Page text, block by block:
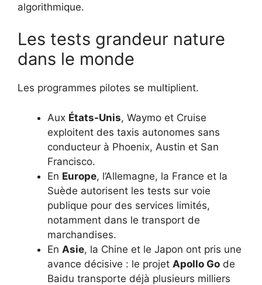
algorithmique.
Les tests grandeur nature
dans le monde
Les programmes pilotes se multiplient.
Aux États-Unis, Waymo et Cruise
exploitent des taxis autonomes sans
conducteur à Phoenix, Austin et San
Francisco.
En Europe, l’Allemagne, la France et la
Suède autorisent les tests sur voie
publique pour des services limités,
notamment dans le transport de
marchandises.
En Asie, la Chine et le Japon ont pris une
avance décisive : le projet Apollo Go de
Baidu transporte déjà plusieurs milliers